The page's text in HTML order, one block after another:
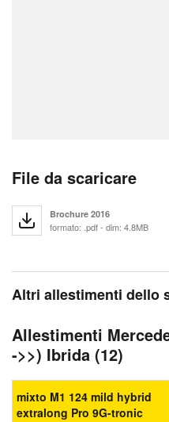
File da scaricare
Brochure 2016
formato: .pdf - dim: 4.8MB
Altri allestimenti dello
Allestimenti
->>) Ibrida (12)
mixto M1 124 mild hybrid
extralong Pro 9G-tronic